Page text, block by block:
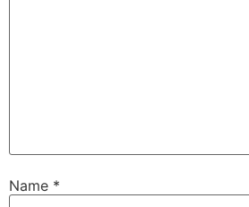
Name *